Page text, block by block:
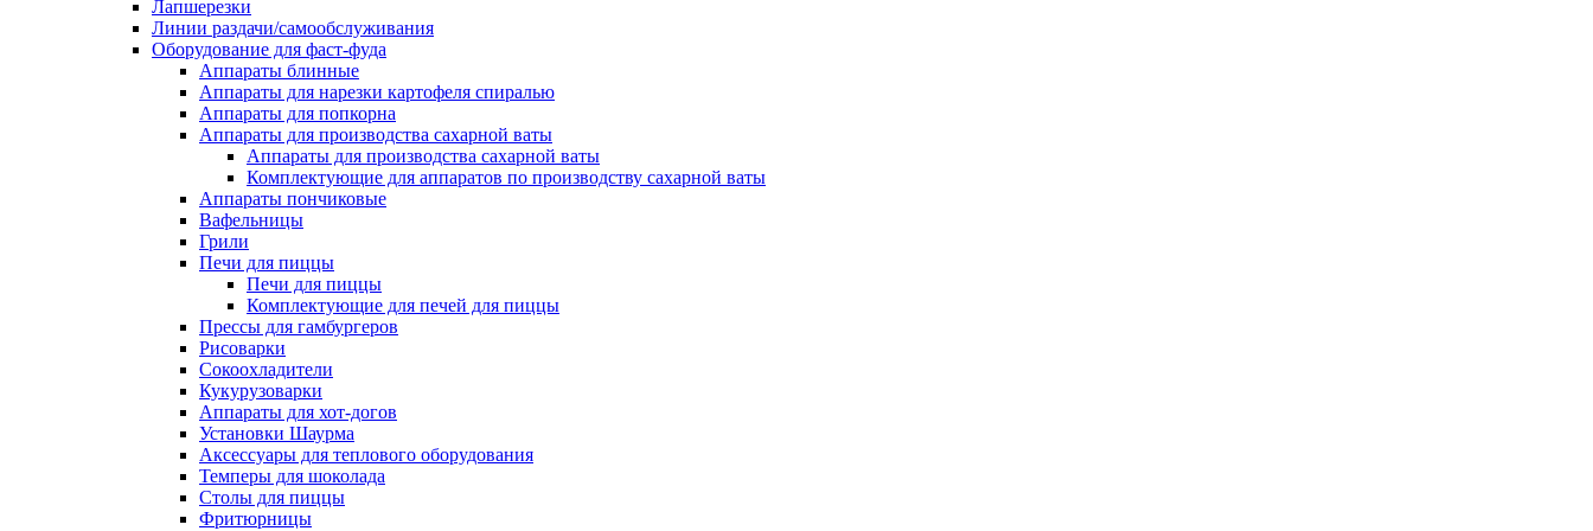
Лапшерезки
Линии раздачи/самообслуживания
Оборудование для фаст-фуда
Аппараты блинные
Аппараты для нарезки картофеля спиралью
Аппараты для попкорна
Аппараты для производства сахарной ваты
Аппараты для производства сахарной ваты
Комплектующие для аппаратов по производству сахарной ваты
Аппараты пончиковые
Вафельницы
Грили
Печи для пиццы
Печи для пиццы
Комплектующие для печей для пиццы
Прессы для гамбургеров
Рисоварки
Сокоохладители
Кукурузоварки
Аппараты для хот-догов
Установки Шаурма
Аксессуары для теплового оборудования
Темперы для шоколада
Столы для пиццы
Фритюрницы